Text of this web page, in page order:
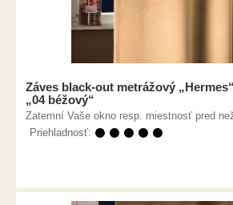
Záves black-out metrážový
„04 béžový“
Zatemní Vaše okno resp. miestnosť pred
Priehladnosť: ⚫ ⚫ ⚫ ⚫ ⚫